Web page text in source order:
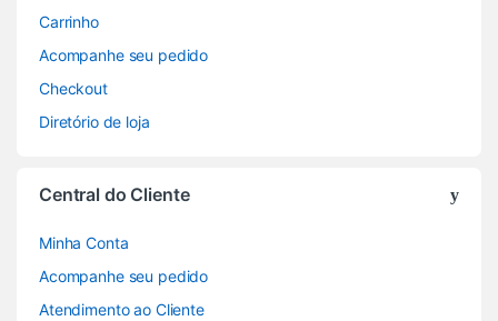
Carrinho
Acompanhe seu pedido
Checkout
Diretório de loja
Central do Cliente
Minha Conta
Acompanhe seu pedido
Atendimento ao Cliente